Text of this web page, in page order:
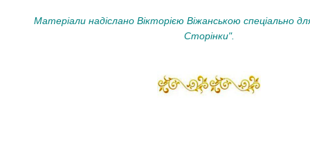
Матеріали надіслано Вікторією Віжанською спеціально
Сторінки".